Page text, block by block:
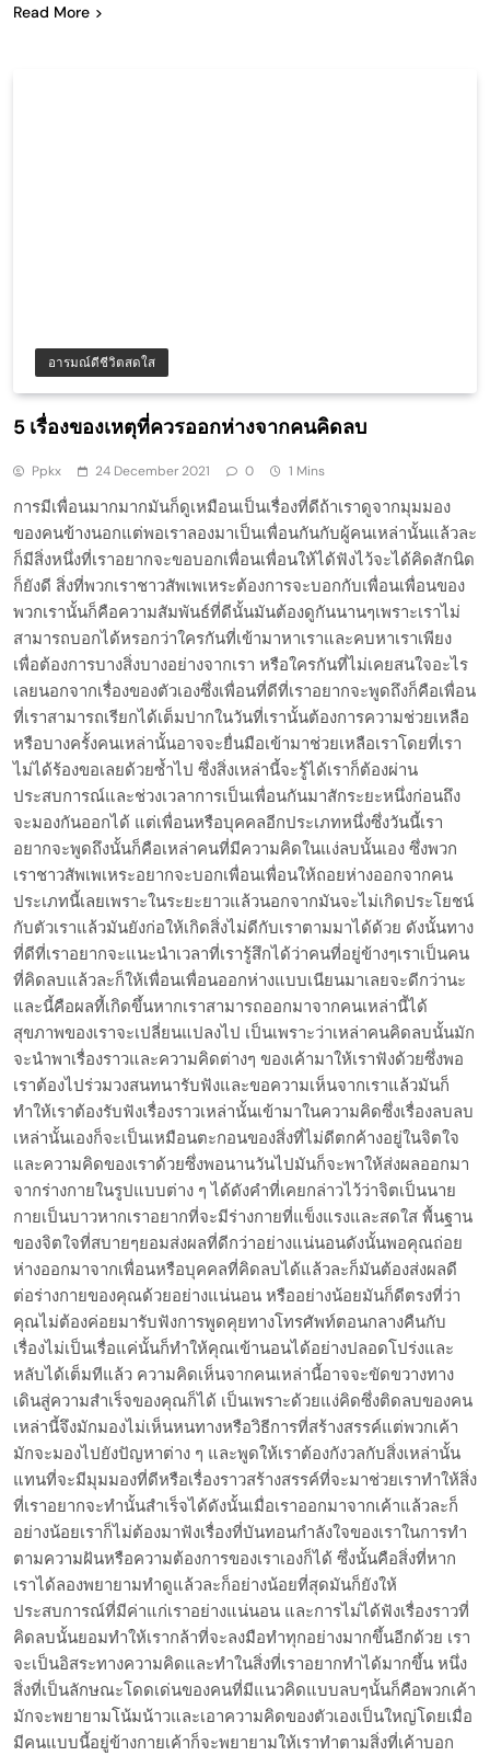
Read More
อารมณ์ดีชีวิตสดใส
5 เรื่องของเหตุที่ควรออกห่างจากคนคิดลบ
Ppkx 24 December 2021 0 1 Mins
การมีเพื่อนมากมากมันก็ดูเหมือนเป็นเรื่องที่ดีถ้าเราดูจากมุมมอง
ของคนข้างนอกแต่พอเราลองมาเป็นเพื่อนกันกับผู้คนเหล่านั้นแล้วละ
ก็มีสิ่งหนึ่งที่เราอยากจะขอบอกเพื่อนเพื่อนให้ได้ฟังไว้จะได้คิดสักนิด
ก็ยังดี สิ่งที่พวกเราชาวสัพเพเหระต้องการจะบอกกับเพื่อนเพื่อนของ
พวกเรานั้นก็คือความสัมพันธ์ที่ดีนั้นมันต้องดูกันนานๆเพราะเราไม่
สามารถบอกได้หรอกว่าใครกันที่เข้ามาหาเราและคบหาเราเพียง
เพื่อต้องการบางสิ่งบางอย่างจากเรา หรือใครกันที่ไม่เคยสนใจอะไร
เลยนอกจากเรื่องของตัวเองซึ่งเพื่อนที่ดีที่เราอยากจะพูดถึงก็คือเพื่อน
ที่เราสามารถเรียกได้เต็มปากในวันที่เรานั้นต้องการความช่วยเหลือ
หรือบางครั้งคนเหล่านั้นอาจจะยื่นมือเข้ามาช่วยเหลือเราโดยที่เรา
ไม่ได้ร้องขอเลยด้วยซ้ำไป ซึ่งสิ่งเหล่านี้จะรู้ได้เราก็ต้องผ่าน
ประสบการณ์และช่วงเวลาการเป็นเพื่อนกันมาสักระยะหนึ่งก่อนถึง
จะมองกันออกได้ แต่เพื่อนหรือบุคคลอีกประเภทหนึ่งซึ่งวันนี้เรา
อยากจะพูดถึงนั้นก็คือเหล่าคนที่มีความคิดในแง่ลบนั้นเอง ซึ่งพวก
เราชาวสัพเพเหระอยากจะบอกเพื่อนเพื่อนให้ถอยห่างออกจากคน
ประเภทนี้เลยเพราะในระยะยาวแล้วนอกจากมันจะไม่เกิดประโยชน์
กับตัวเราแล้วมันยังก่อให้เกิดสิ่งไม่ดีกับเราตามมาได้ด้วย ดังนั้นทาง
ที่ดีที่เราอยากจะแนะนำเวลาที่เรารู้สึกได้ว่าคนที่อยู่ข้างๆเราเป็นคน
ที่คิดลบแล้วละก็ให้เพื่อนเพื่อนออกห่างแบบเนียนมาเลยจะดีกว่านะ
และนี้คือผลที้เกิดขึ้นหากเราสามารถออกมาจากคนเหล่านี้ได้
สุขภาพของเราจะเปลี่ยนแปลงไป เป็นเพราะว่าเหล่าคนคิดลบนั้นมัก
จะนำพาเรื่องราวและความคิดต่างๆ ของเค้ามาให้เราฟังด้วยซึ่งพอ
เราต้องไปร่วมวงสนทนารับฟังและขอความเห็นจากเราแล้วมันก็
ทำให้เราต้องรับฟังเรื่องราวเหล่านั้นเข้ามาในความคิดซึ่งเรื่องลบลบ
เหล่านั้นเองก็จะเป็นเหมือนตะกอนของสิ่งที่ไม่ดีตกค้างอยู่ในจิตใจ
และความคิดของเราด้วยซึ่งพอนานวันไปมันก็จะพาให้ส่งผลออกมา
จากร่างกายในรูปแบบต่าง ๆ ได้ดังคำที่เคยกล่าวไว้ว่าจิตเป็นนาย
กายเป็นบาวหากเราอยากที่จะมีร่างกายที่แข็งแรงและสดใส พื้นฐาน
ของจิตใจที่สบายๆยอมส่งผลที่ดีกว่าอย่างแน่นอนดังนั้นพอคุณถ่อย
ห่างออกมาจากเพื่อนหรือบุคคลที่คิดลบได้แล้วละก็มันต้องส่งผลดี
ต่อร่างกายของคุณด้วยอย่างแน่นอน หรืออย่างน้อยมันก็ดีตรงที่ว่า
คุณไม่ต้องค่อยมารับฟังการพูดคุยทางโทรศัพท์ตอนกลางคืนกับ
เรื่องไม่เป็นเรื่อแค่นั้นก็ทำให้คุณเข้านอนได้อย่างปลอดโปร่งและ
หลับได้เต็มทีแล้ว ความคิดเห็นจากคนเหล่านี้อาจจะขัดขวางทาง
เดินสู่ความสำเร็จของคุณก็ได้ เป็นเพราะด้วยแง่คิดซึ่งติดลบของคน
เหล่านี้จึงมักมองไม่เห็นหนทางหรือวิธีการที่สร้างสรรค์แต่พวกเค้า
มักจะมองไปยังปัญหาต่าง ๆ และพูดให้เราต้องกังวลกับสิ่งเหล่านั้น
แทนที่จะมีมุมมองที่ดีหรือเรื่องราวสร้างสรรค์ที่จะมาช่วยเราทำให้สิ่ง
ที่เราอยากจะทำนั้นสำเร็จได้ดังนั้นเมื่อเราออกมาจากเค้าแล้วละก็
อย่างน้อยเราก็ไม่ต้องมาฟังเรื่องที่บันทอนกำลังใจของเราในการทำ
ตามความฝันหรือความต้องการของเราเองก็ได้ ซึ่งนั้นคือสิ่งที่หาก
เราได้ลองพยายามทำดูแล้วละก็อย่างน้อยที่สุดมันก็ยังให้
ประสบการณ์ที่มีค่าแก่เราอย่างแน่นอน และการไม่ได้ฟังเรื่องราวที่
คิดลบนั้นยอมทำให้เรากล้าที่จะลงมือทำทุกอย่างมากขึ้นอีกด้วย เรา
จะเป็นอิสระทางความคิดและทำในสิ่งที่เราอยากทำได้มากขึ้น หนึ่ง
สิ่งที่เป็นลักษณะโดดเด่นของคนที่มีแนวคิดแบบลบๆนั้นก็คือพวกเค้า
มักจะพยายามโน้มน้าวและเอาความคิดของตัวเองเป็นใหญ่โดยเมื่อ
มีคนแบบนี้อยู่ข้างกายเค้าก็จะพยายามให้เราทำตามสิ่งที่เค้าบอก